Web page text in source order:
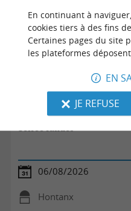
Soirée randos
06/08/2026
Hontanx
En continuant à
cookies tiers à des fins de
Certaines pages du site
les plateformes
EN
JE REFUSE